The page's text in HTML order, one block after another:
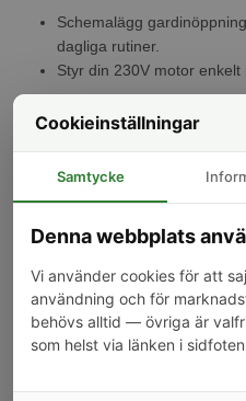
Schemalägg
dagliga rutiner.
Styr din 230V motor
Specifikationer
Kunder som köpt
Cookieinställningar
Samtycke
Denna webbplats
Vi använder cookies för att
användning och för
behövs alltid — övriga är
som helst via länken i